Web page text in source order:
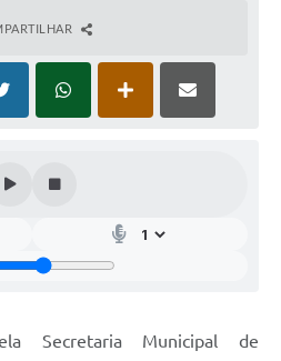
Secretaria Municipal de